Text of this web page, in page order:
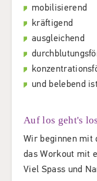
mobilisierend
kräftigend
ausgleichend
und belebend
Auf los geht's
Wir beginnen mit
das Workout mit
Viel Spass und